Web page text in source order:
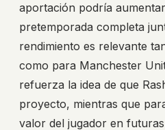
aportación podría
pretemporada completa
rendimiento es relevante
como para Manchester
refuerza la idea de que
proyecto, mientras que
valor del jugador en